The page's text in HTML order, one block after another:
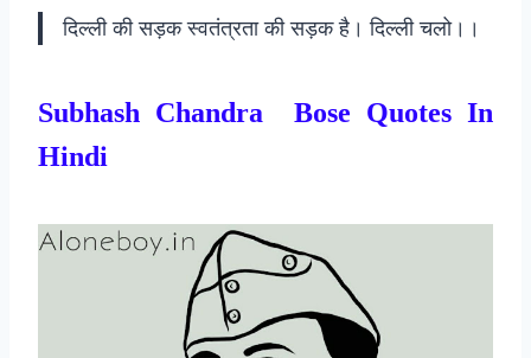
दिल्ली की सड़क स्वतंत्रता की सड़क है। दिल्ली चलो।।
Subhash Chandra Bose Quotes In
Hindi